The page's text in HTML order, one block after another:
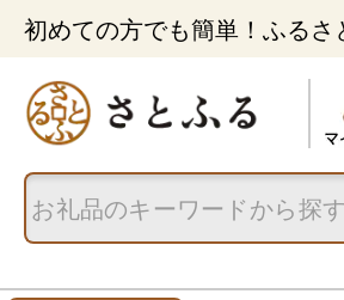
初めての方でも簡単！ふるさ